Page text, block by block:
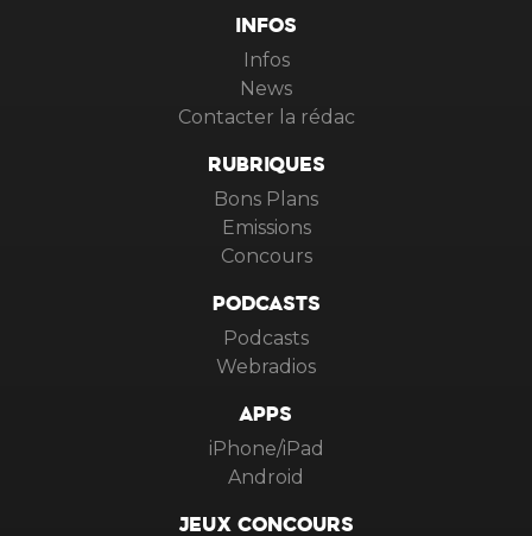
INFOS
Infos
News
Contacter la rédac
RUBRIQUES
Bons Plans
Emissions
Concours
PODCASTS
Podcasts
Webradios
APPS
iPhone/iPad
Android